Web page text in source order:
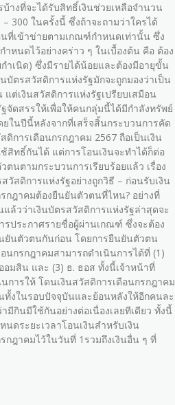
างที่จะได้รับสิทธิ์เงินช่วยเหลือจำนวน
– 300 ในครั้งนี้ ซึ่งถ้าจะถามว่าใครได้
นที่เข้าข่ายตามเกณฑ์กำหนดเท่านั้น ซึ่ง
ำหนดไว้อย่างคร่าว ๆ ในเบื้องต้น คือ ต้อง
ำเนิด) ซึ่งมีรายได้น้อยและต้องมีอายุขั้น
บัตรสวัสดิการแห่งรัฐมักจะถูกมองว่าเป็น
แต่เงินสวัสดิการแห่งรัฐเปรียบเสมือน
จัดสรรให้เพื่อให้คนกลุ่มนี้ได้มีกำลังทรัพย์
ยในปีนี้หลังจากที่เสร็จสิ้นกระบวนการคัด
ดิการเดือนกรกฎาคม 2567 ถือเป็นเงิน
สิทธิ์กันได้ แต่การโอนเงินจะทำได้ก็ต่อ
ตนตามกระบวนการเรียบร้อยแล้ว เรื่อง
วัสดิการแห่งรัฐอย่างถูกวิธี – ก่อนรับเงิน
กฎาคมต้องยืนยันตัวตนที่ไหน? อย่างที่
ล้วว่าเงินบัตรสวัสดิการแห่งรัฐล่าสุดจะ
รประกาศรายชื่อผู้ผ่านเกณฑ์ ซึ่งจะต้อง
ยันตัวตนกันก่อน โดยการยืนยันตัวตน
นกรกฎาคมสามารถดำเนินการได้ที่ (1)
อมสิน และ (3) ธ. ธอส ทั้งนี้เจ้าหน้าที่
การให้ โดนเงินสวัสดิการเดือนกรกฎาคม
ทั้งในรอบปัจจุบันและย้อนหลังให้อีกคนละ
ามีกินมีใช้กันอย่างต่อเนื่องเลยทีเดียว ทั้งนี้
นดระยะเวลาโอนเงินสำหรับเงิน
กฎาคมไว้ในวันที่ 1รวมถึงเงินอื่น ๆ ที่